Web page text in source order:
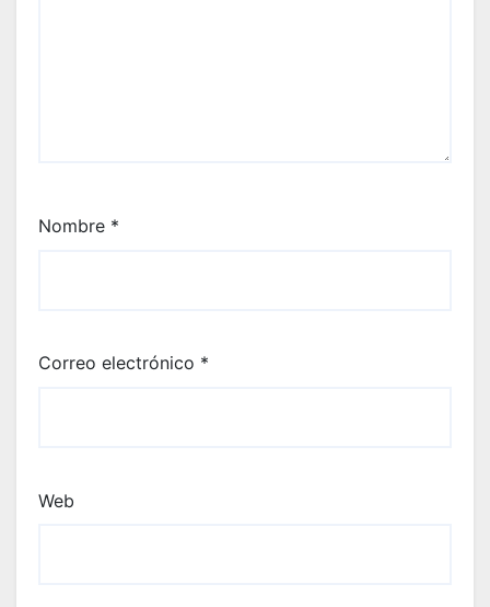
Nombre *
Correo electrónico *
Web